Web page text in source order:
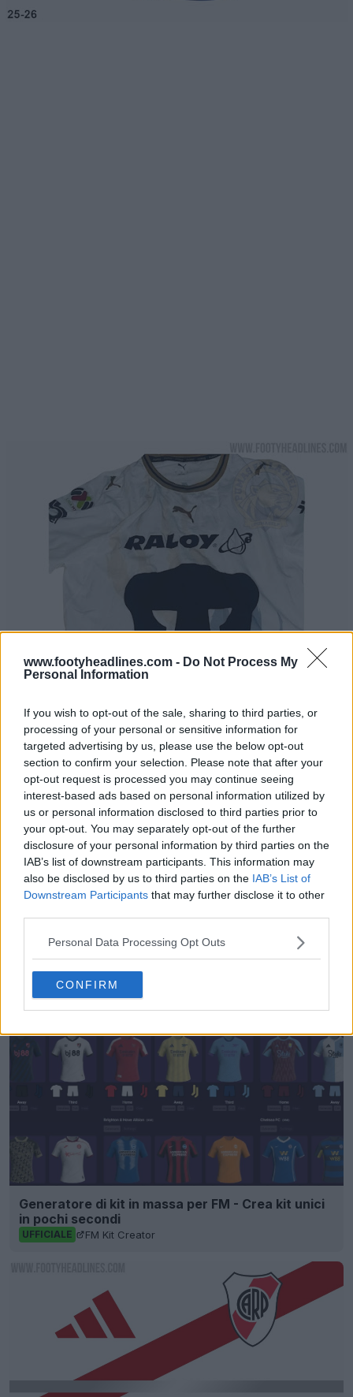
www.footyheadlines.com - Do Not Process My
Personal Information
If you wish to opt-out of the sale, sharing to third parties, or
processing of your personal or sensitive information for
targeted advertising by us, please use the below opt-out
section to confirm your selection. Please note that after your
opt-out request is processed you may continue seeing
interest-based ads based on personal information utilized by
us or personal information disclosed to third parties prior to
your opt-out. You may separately opt-out of the further
disclosure of your personal information by third parties on the
IAB’s list of downstream participants. This information may
also be disclosed by us to third parties on the IAB’s List of
Downstream Participants that may further disclose it to other
Personal Data Processing Opt Outs
CONFIRM
Cosa ne pensi del fatto che Puma abbia preso il posto
di Nike e del design con i segni di artigli sulla nuova
seconda maglia Pumas UNAM 26-27? Facci sapere nei
commenti qui sotto.
Mostra commenti
Maglie Liga MX Puma
Pumas UNAM
Condividi
Generatore di kit in massa per FM - Crea kit unici
in pochi secondi
UFFICIALE FM Kit Creator